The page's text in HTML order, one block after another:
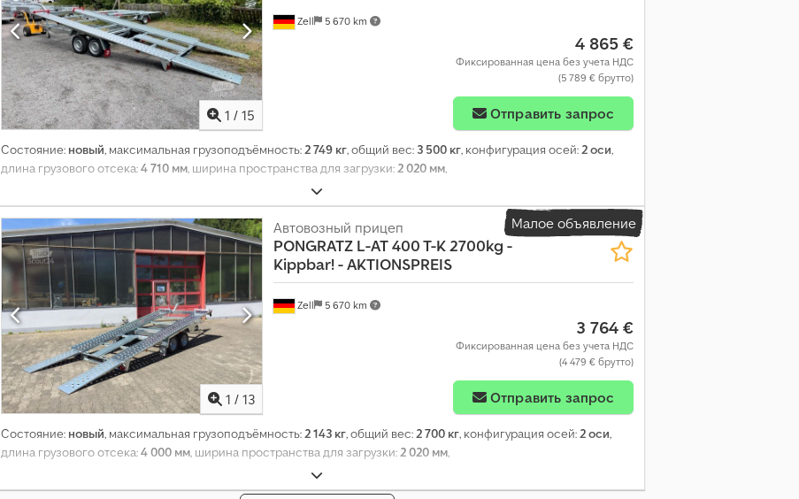
1 / 15
Zell 5 670 km
4 865 €
Фиксированная цена без учета НДС
(5 789 € брутто)
Отправить запрос
Состояние: новый, максимальная грузоподъёмность:2 749 кг, общий вес: 3 500 кг, конфигурация осей:2 оси,
длина грузового отсека:4 710 мм, ширина пространства для загрузки:2 020 мм,
Малое объявление
1 / 13
Zell 5 670 km
Автовозный прицеп
PONGRATZ L-AT 400 T-K 2700kg -
Kippbar! - AKTIONSPREIS
3 764 €
Фиксированная цена без учета НДС
(4 479 € брутто)
Отправить запрос
Состояние: новый, максимальная грузоподъёмность:2 143 кг, общий вес:2 700 кг, конфигурация осей:2 оси,
длина грузового отсека:4 000 мм, ширина пространства для загрузки:2 020 мм,